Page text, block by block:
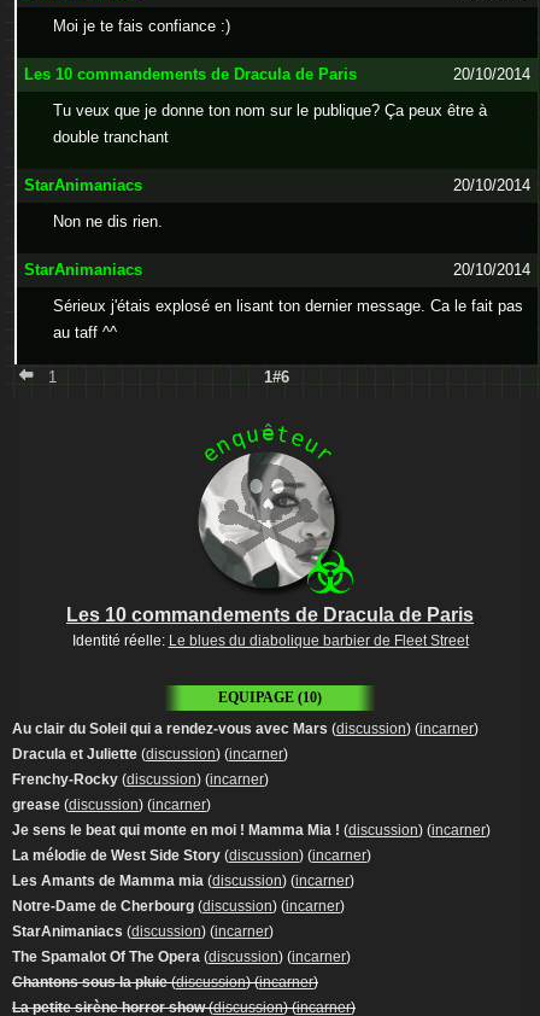
Moi je te fais confiance :)
Les 10 commandements de Dracula de Paris
20/10/2014
Tu veux que je donne ton nom sur le publique? Ça peux être à
double tranchant
StarAnimaniacs
20/10/2014
Non ne dis rien.
StarAnimaniacs
20/10/2014
Sérieux j'étais explosé en lisant ton dernier message. Ca le fait pas
au taff ^^
1 1#6
e
nquêteu
r
Les 10 commandements de Dracula de Paris
Identité réelle: Le blues du diabolique barbier de Fleet Street
EQUIPAGE (10)
Au clair du Soleil qui a rendez-vous avec Mars (discussion) (incarner)
Dracula et Juliette (discussion) (incarner)
Frenchy-Rocky (discussion) (incarner)
grease (discussion) (incarner)
Je sens le beat qui monte en moi ! Mamma Mia ! (discussion) (incarner)
La mélodie de West Side Story (discussion) (incarner)
Les Amants de Mamma mia (discussion) (incarner)
Notre-Dame de Cherbourg (discussion) (incarner)
StarAnimaniacs (discussion) (incarner)
The Spamalot Of The Opera (discussion) (incarner)
Chantons sous la pluie(discussion) (incarner)
La petite sirène horror show(discussion) (incarner)